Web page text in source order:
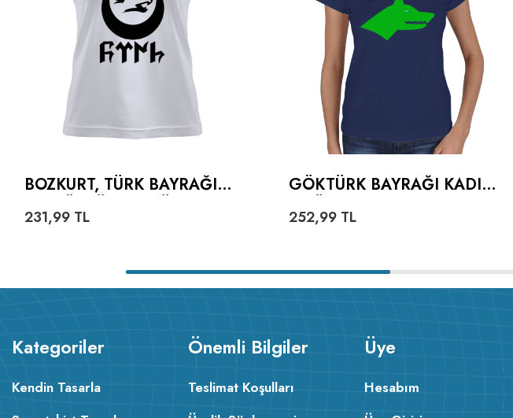
BOZKURT, TÜRK BAYRAĞI
YAZILI KADIN TIŞÖRT
231,99 TL
GÖKTÜRK BAYRAĞI KADIN
252,99 TL
Kategoriler
Kendin Tasarla
Önemli Bilgiler
Teslimat Koşulları
Üye
Hesabım